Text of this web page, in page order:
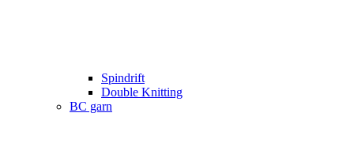
Spindrift
Double Knitting
BC garn